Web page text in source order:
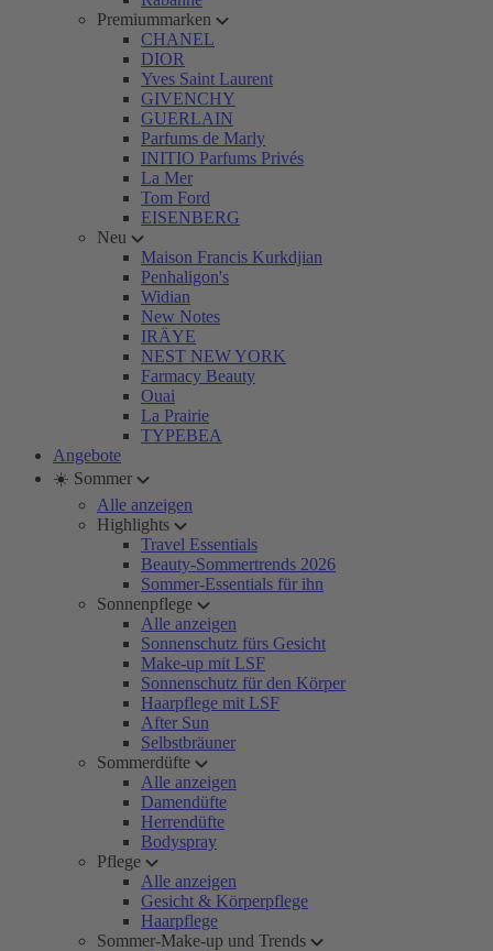
Premiummarken
CHANEL
DIOR
Yves Saint Laurent
GIVENCHY
GUERLAIN
Parfums de Marly
INITIO Parfums Privés
La Mer
Tom Ford
EISENBERG
Neu
Maison Francis Kurkdjian
Penhaligon's
Widian
New Notes
IRÄYE
NEST NEW YORK
Farmacy Beauty
Ouai
La Prairie
TYPEBEA
Angebote
☀️ Sommer
Alle anzeigen
Highlights
Travel Essentials
Beauty-Sommertrends 2026
Sommer-Essentials für ihn
Sonnenpflege
Alle anzeigen
Sonnenschutz fürs Gesicht
Make-up mit LSF
Sonnenschutz für den Körper
Haarpflege mit LSF
After Sun
Selbstbräuner
Sommerdüfte
Alle anzeigen
Damendüfte
Herrendüfte
Bodyspray
Pflege
Alle anzeigen
Gesicht & Körperpflege
Haarpflege
Sommer-Make-up und Trends